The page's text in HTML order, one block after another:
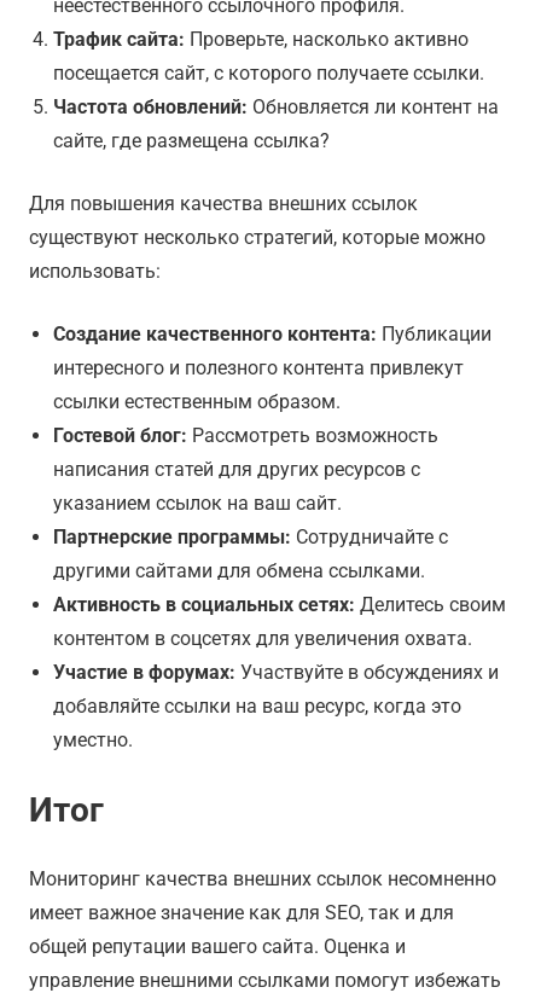
неестественного ссылочного профиля.
Трафик сайта: Проверьте, насколько активно
посещается сайт, с которого получаете ссылки.
Частота обновлений: Обновляется ли контент на
сайте, где размещена ссылка?
Для повышения качества внешних ссылок
существуют несколько стратегий, которые можно
использовать:
Создание качественного контента: Публикации
интересного и полезного контента привлекут
ссылки естественным образом.
Гостевой блог: Рассмотреть возможность
написания статей для других ресурсов с
указанием ссылок на ваш сайт.
Партнерские программы: Сотрудничайте с
другими сайтами для обмена ссылками.
Активность в социальных сетях: Делитесь своим
контентом в соцсетях для увеличения охвата.
Участие в форумах: Участвуйте в обсуждениях и
добавляйте ссылки на ваш ресурс, когда это
уместно.
Итог
Мониторинг качества внешних ссылок несомненно
имеет важное значение как для SEO, так и для
общей репутации вашего сайта. Оценка и
управление внешними ссылками помогут избежать